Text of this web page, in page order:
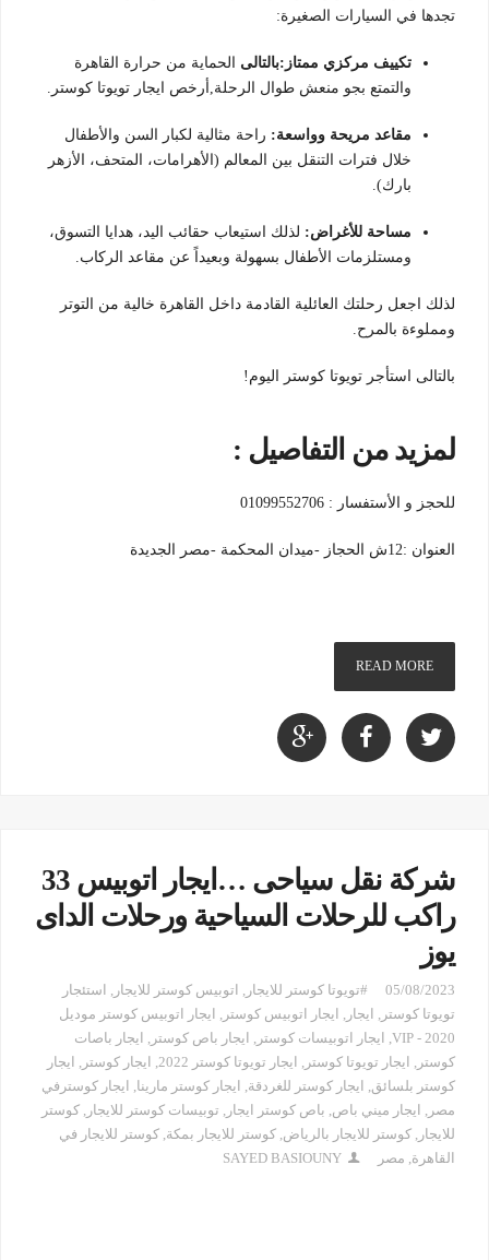
تجدها في السيارات الصغيرة:
تكييف مركزي ممتاز:بالتالى الحماية من حرارة القاهرة
والتمتع بجو منعش طوال الرحلة,أرخص ايجار تويوتا كوستر.
مقاعد مريحة وواسعة: راحة مثالية لكبار السن والأطفال
خلال فترات التنقل بين المعالم (الأهرامات، المتحف، الأزهر
بارك).
مساحة للأغراض: لذلك استيعاب حقائب اليد، هدايا التسوق،
ومستلزمات الأطفال بسهولة وبعيداً عن مقاعد الركاب.
لذلك اجعل رحلتك العائلية القادمة داخل القاهرة خالية من التوتر
ومملوءة بالمرح.
بالتالى استأجر تويوتا كوستر اليوم!
لمزيد من التفاصيل :
للحجز و الأستفسار : 01099552706
العنوان :12ش الحجاز -ميدان المحكمة -مصر الجديدة
READ MORE
شركة نقل سياحى …ايجار اتوبيس 33
راكب للرحلات السياحية ورحلات الداى
يوز
05/08/2023 #تويوتا كوستر للايجار , اتوبيس كوستر للايجار , استئجار
تويوتا كوستر , ايجار , ايجار اتوبيس كوستر , ايجار اتوبيس كوستر موديل
2020 - VIP
, ايجار اتوبيسات كوستر , ايجار باص كوستر , ايجار باصات
كوستر , ايجار تويوتا كوستر , ايجار تويوتا كوستر 2022 , ايجار كوستر , ايجار
كوستر بلسائق, ايجار كوستر للغردقة, ايجار كوستر مارينا, ايجار كوسترفي
مصر , ايجار ميني باص, باص كوستر ايجار , توبيسات كوستر للايجار , كوستر
للايجار , كوستر للايجار بالرياض, كوستر للايجار بمكة, كوستر للايجار في
القاهرة, مصر SAYED BASIOUNY